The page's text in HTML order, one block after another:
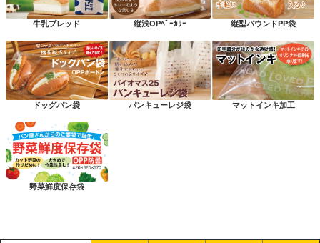
牛乳ブレッド 縦浅OPﾍﾞｰｶﾘｰ 縦型パウンドPP袋
ドッグパン袋 パンキューレジ袋 マットインキ加工
野菜鮮度保存袋